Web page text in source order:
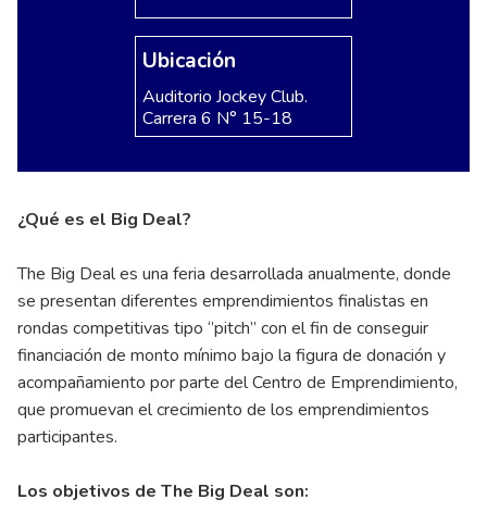
Ubicación
Auditorio Jockey Club.
Carrera 6 N° 15-18
¿Qué es el Big Deal?
The Big Deal es una feria desarrollada anualmente, donde
se presentan diferentes emprendimientos finalistas en
rondas competitivas tipo ‘’pitch’’ con el fin de conseguir
financiación de monto mínimo bajo la figura de donación y
acompañamiento por parte del Centro de Emprendimiento,
que promuevan el crecimiento de los emprendimientos
participantes.
Los objetivos de The Big Deal son: